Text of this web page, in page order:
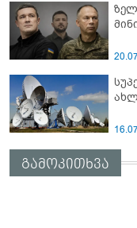
გამოკითხვა